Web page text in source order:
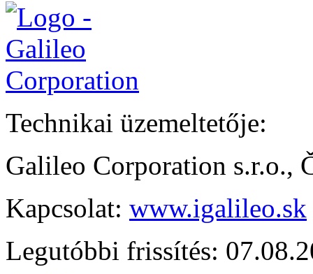
Technikai üzemeltetője:
Galileo Corporation s.r.o.,
Kapcsolat: www.igalileo.sk
Legutóbbi frissítés: